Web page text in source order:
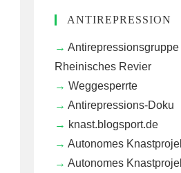
ANTIREPRESSION
Antirepressionsgruppe
Rheinisches Revier
Weggesperrte
Antirepressions-Doku
knast.blogsport.de
Autonomes
Autonomes